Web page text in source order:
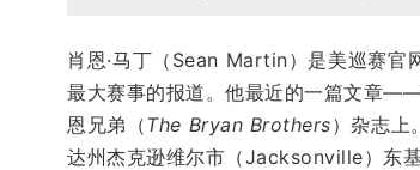
肖恩·马丁（Sean Martin）是美巡赛官
最大赛事的报道。他最近的一篇文章
恩兄弟（The Bryan Brothers）杂志上
达州杰克逊维尔市（Jacksonville）东